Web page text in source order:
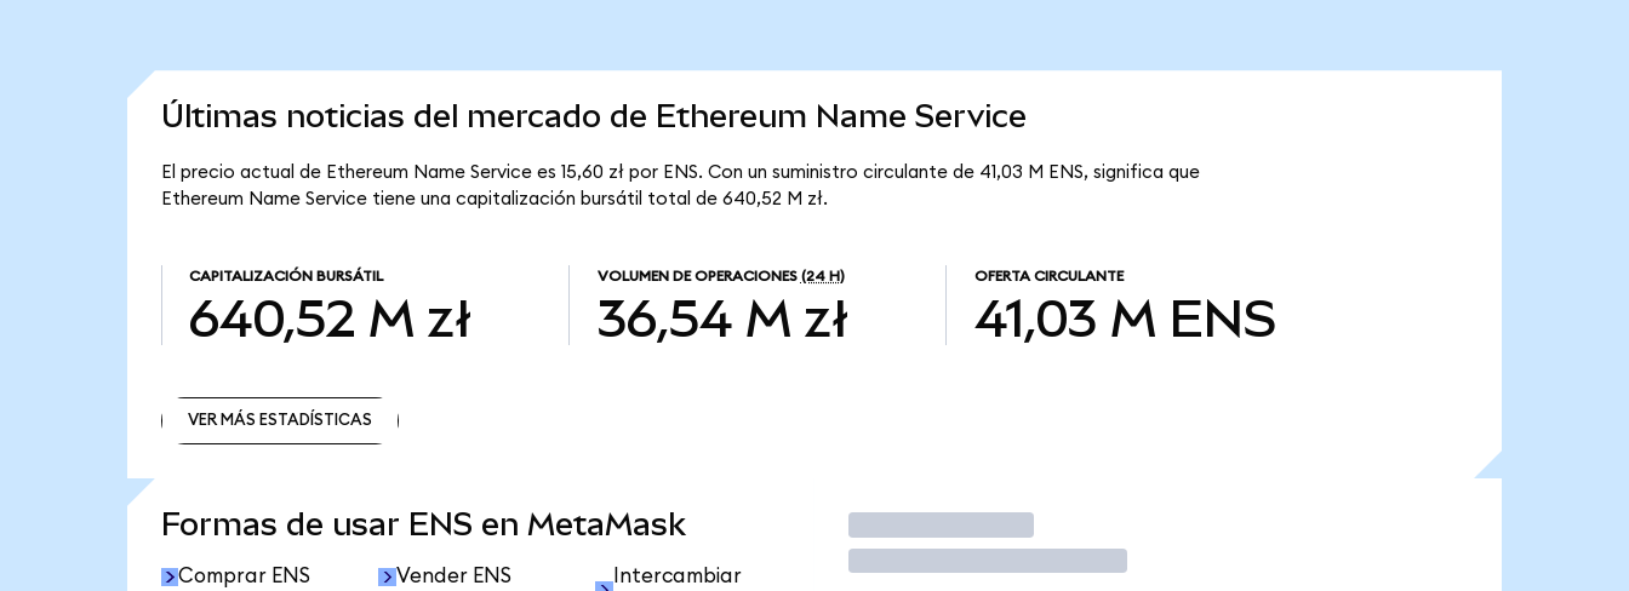
Últimas noticias del mercado de Ethereum Name Service
El precio actual de Ethereum Name Service es 15,60 zł por ENS. Con un suministro circulante de 41,03 M ENS, significa que
Ethereum Name Service tiene una capitalización bursátil total de 640,52 M zł.
CAPITALIZACIÓN BURSÁTIL
640,52 M zł
VOLUMEN DE OPERACIONES (24 H)
36,54 M zł
OFERTA CIRCULANTE
41,03 M ENS
VER MÁS ESTADÍSTICAS
Formas de usar ENS en MetaMask
Comprar ENS Vender ENS
Intercambiar
Operar